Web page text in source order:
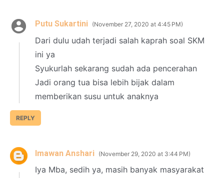
Putu Sukartini November 27, 2020 at 4:45 PM
Dari dulu udah terjadi salah kaprah soal SKM
ini ya
Syukurlah sekarang sudah ada pencerahan
Jadi orang tua bisa lebih bijak dalam
memberikan susu untuk anaknya
REPLY
Imawan Anshari November 29, 2020 at 3:44 PM
Iya Mba, sedih ya, masih banyak masyarakat